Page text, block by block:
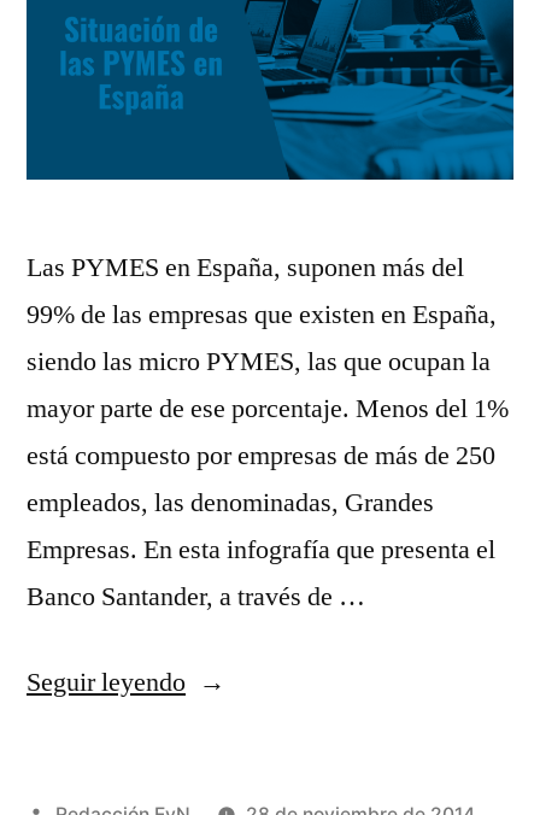
Las PYMES en España, suponen más del
99% de las empresas que existen en España,
siendo las micro PYMES, las que ocupan la
mayor parte de ese porcentaje. Menos del 1%
está compuesto por empresas de más de 250
empleados, las denominadas, Grandes
Empresas. En esta infografía que presenta el
Banco Santander, a través de …
Seguir leyendo«Situación